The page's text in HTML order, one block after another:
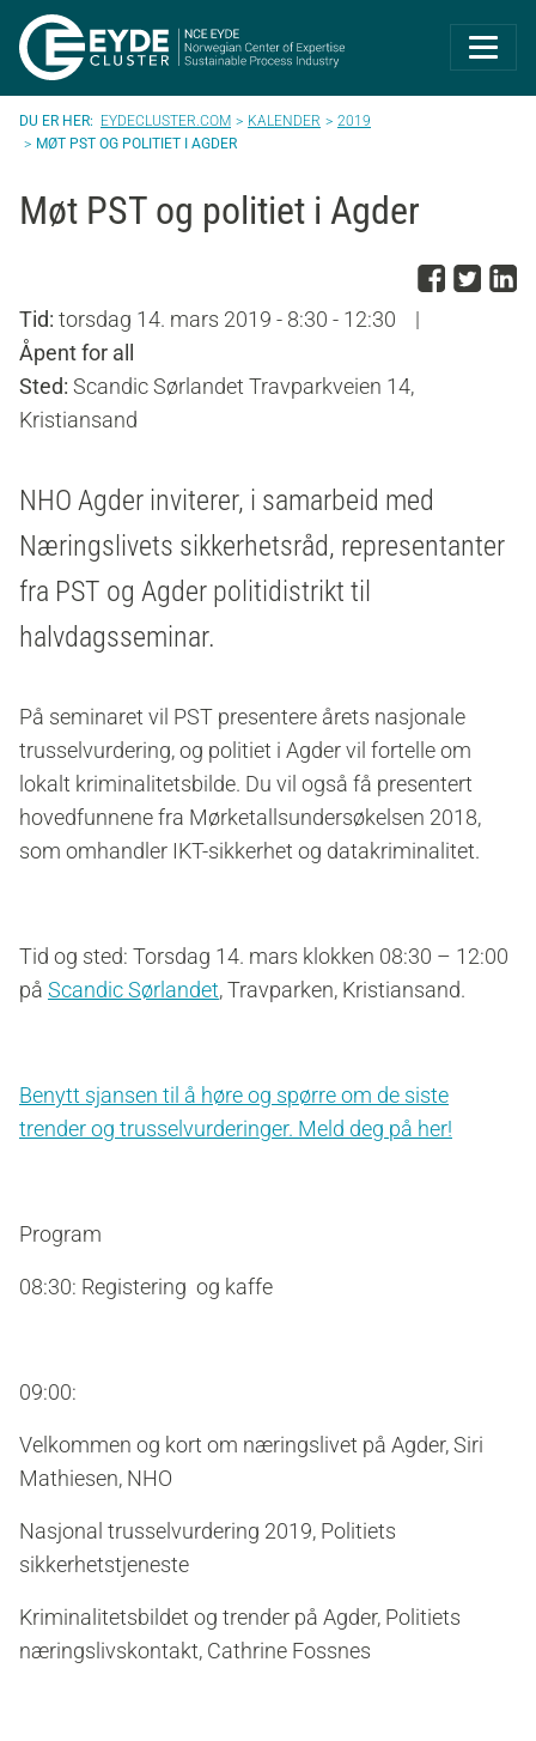
Eyde-Cluster |
EYDECLUSTER.COM KALENDER
2019
MØT PST OG POLITIET I AGDER
Møt PST og politiet i Agder
DelDel
Tid: torsdag 14. mars 2019 - 8:30 - 12:30
|
Åpent for all
Sted: Scandic Sørlandet Travparkveien 14,
Kristiansand
NHO Agder inviterer, i samarbeid med
Næringslivets sikkerhetsråd, representanter
fra PST og Agder politidistrikt til
halvdagsseminar.
På seminaret vil PST presentere årets nasjonale
trusselvurdering, og politiet i Agder vil fortelle om
lokalt kriminalitetsbilde. Du vil også få presentert
hovedfunnene fra Mørketallsundersøkelsen 2018,
som omhandler IKT-sikkerhet og datakriminalitet.
Tid og sted: Torsdag 14. mars klokken 08:30 – 12:00
på Scandic Sørlandet, Travparken, Kristiansand.
Benytt sjansen til å høre og spørre om de siste
trender og trusselvurderinger. Meld deg på her!
Program
08:30: Registering og kaffe
09:00:
Velkommen og kort om næringslivet på Agder, Siri
Mathiesen, NHO
Nasjonal trusselvurdering 2019, Politiets
sikkerhetstjeneste
Kriminalitetsbildet og trender på Agder, Politiets
næringslivskontakt, Cathrine Fossnes